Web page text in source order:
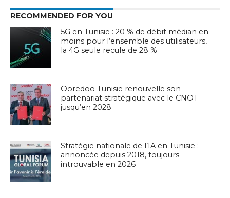
RECOMMENDED FOR YOU
5G en Tunisie : 20 % de débit médian en
moins pour l’ensemble des utilisateurs,
la 4G seule recule de 28 %
Ooredoo Tunisie renouvelle son
partenariat stratégique avec le CNOT
jusqu’en 2028
Stratégie nationale de l’IA en Tunisie :
annoncée depuis 2018, toujours
introuvable en 2026